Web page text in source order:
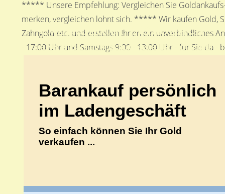
***** Unsere Empfehlung: Vergleichen Sie
merken, vergleichen lohnt sich. ***** Wir kaufen Gold,
Zahngold etc. und erstellen Ihnen ein unverbindliches
- 17:00 Uhr und Samstags 9:00 - 13:00 Uhr - für Sie
Goldankauf persönlich
ANKA Edelmetallhandelsgesellschaft mbH
Barankauf persönlich
im Ladengeschäft
So einfach können Sie Ihr Gold
verkaufen ...